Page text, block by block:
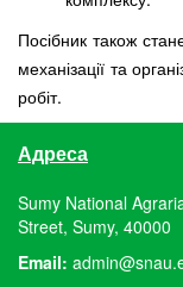
Посібник також
механізації та
робіт.
Адреса
Sumy National
Street, Sumy, 40000
Email: